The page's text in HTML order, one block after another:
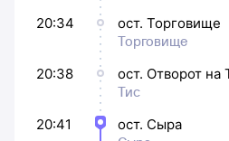
20:34
ост. Торговище
Торговище
20:38
ост. Отворот на
Тис
20:41
ост. Сыра